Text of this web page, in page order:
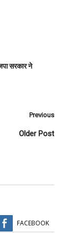
सरकार ने
Previous
Older Post
FACEBOOK